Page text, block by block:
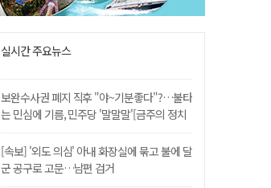
실시간 주요뉴스
보완수사권 폐지 직후 "야~기분좋다"?…불타
는 민심에 기름, 민주당 '말말말'[금주의 정치
[속보] '외도 의심' 아내 화장실에 묶고 불에 달
군 공구로 고문…남편 검거